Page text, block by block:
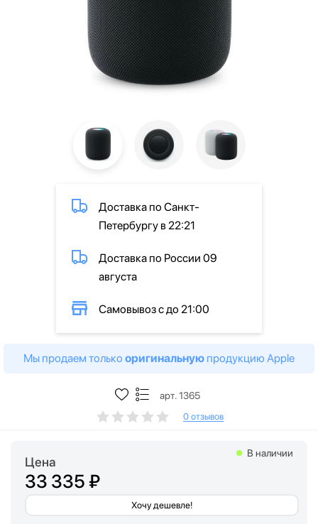
Доставка по Санкт-
Петербургу в 22:21
Доставка по России 09
августа
Самовывоз с до 21:00
Мы продаем только оригинальную продукцию Apple
арт. 1365
0 отзывов
Цена
33 335 ₽
Хочу дешевле!
В наличии